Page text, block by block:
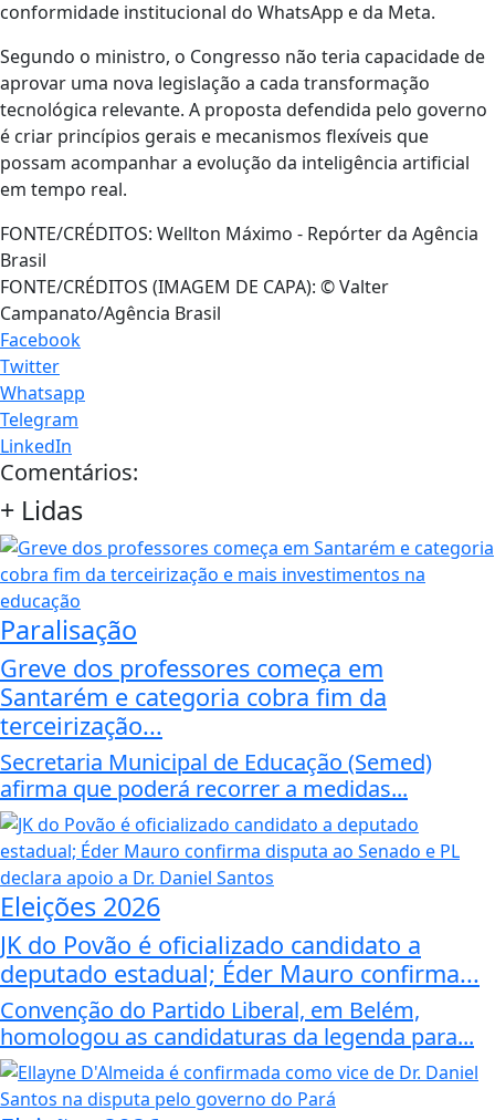
conformidade institucional do WhatsApp e da Meta.
Segundo o ministro, o Congresso não teria capacidade de
aprovar uma nova legislação a cada transformação
tecnológica relevante. A proposta defendida pelo governo
é criar princípios gerais e mecanismos flexíveis que
possam acompanhar a evolução da inteligência artificial
em tempo real.
FONTE/CRÉDITOS: Wellton Máximo - Repórter da Agência
Brasil
FONTE/CRÉDITOS (IMAGEM DE CAPA): © Valter
Campanato/Agência Brasil
Facebook
Twitter
Whatsapp
Telegram
LinkedIn
Comentários:
+ Lidas
Paralisação
Greve dos professores começa em
Santarém e categoria cobra fim da
terceirização...
Secretaria Municipal de Educação (Semed)
afirma que poderá recorrer a medidas...
Eleições 2026
JK do Povão é oficializado candidato a
deputado estadual; Éder Mauro confirma...
Convenção do Partido Liberal, em Belém,
homologou as candidaturas da legenda para...